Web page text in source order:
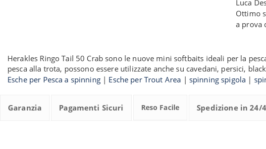
Luca
Ottimo
a prova
Herakles Ringo Tail 50 Crab sono le nuove mini softbaits ideali per la
pesca alla trota, possono essere utilizzate anche su cavedani, persici,
Esche per Pesca a spinning| Esche per Trout Area | spinning spigola |
Garanzia Pagamenti Sicuri Reso Facile Spedizione in 24/